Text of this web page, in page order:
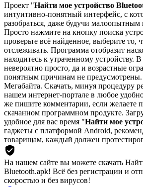
Проект "Найти мое устройство
интуитивно-понятный интерфейс, с
разобраться, даже будучи малоопытным
Просто нажмите на кнопку поиска
проверьте всё найденное, выберите то,
отслеживать. Программа отобразит
находитесь к утраченному устройству.
невероятно просто, да и возрастные
понятным причинам не
Мегабайта. Скачать, минуя процедуру
нашем интернет-портале в любое
же пишите комментарии, если желаете
скачанном программном продукте.
удобное для вас время "Найти мое
гаджеты с платформой Android,
товарищам, каждый должен
На нашем сайте вы можете скачать
Bluetooth.apk! Всё без регистрации и
скоростью и без вирусов!